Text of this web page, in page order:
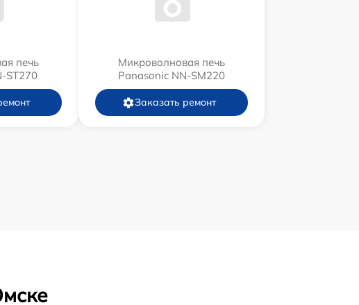
печь
ST270
Микроволновая печь
Panasonic NN-SM220
Заказать ремонт